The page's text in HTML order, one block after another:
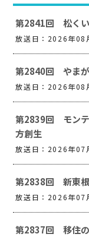
第2841回 松く
放送日：2026年08
第2840回 やま
放送日：2026年08
第2839回 モン
方創生
放送日：2026年07
第2838回 新東根
放送日：2026年07
第2837回 移住の